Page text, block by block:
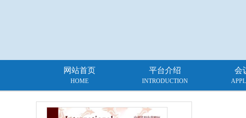
网站首页
HOME
平台介绍
INTRODUCTION
会